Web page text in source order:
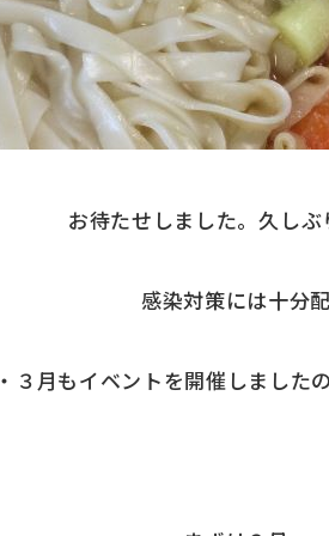
お待たせしました。久しぶ
感染対策には十分配
３月もイベントを開催しました